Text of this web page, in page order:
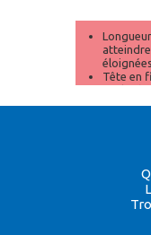
Tête en
sur les